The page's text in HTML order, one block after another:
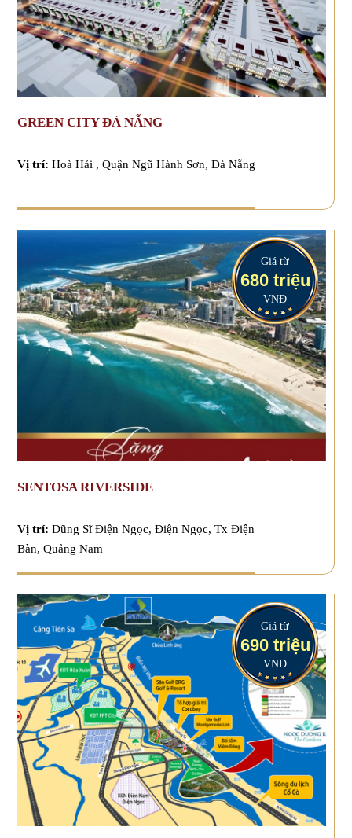
GREEN CITY ĐÀ NẴNG
Vị trí: Hoà Hải , Quận Ngũ Hành Sơn, Đà Nẵng
Giá từ
680 triệu
VNĐ
SENTOSA RIVERSIDE
Vị trí: Dũng Sĩ Điện Ngọc, Điện Ngọc, Tx Điện
Bàn, Quảng Nam
Giá từ
690 triệu
VNĐ